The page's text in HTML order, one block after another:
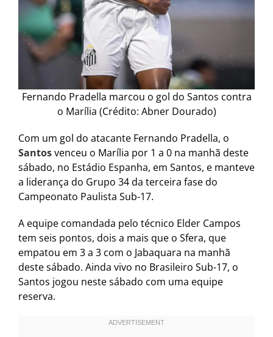
Fernando Pradella marcou o gol do Santos contra
o Marília (Crédito: Abner Dourado)
Com um gol do atacante Fernando Pradella, o
Santosvenceu o Marília por 1 a 0 na manhã deste
sábado, no Estádio Espanha, em Santos, e manteve
a liderança do Grupo 34 da terceira fase do
Campeonato Paulista Sub-17.
A equipe comandada pelo técnico Elder Campos
tem seis pontos, dois a mais que o Sfera, que
empatou em 3 a 3 com o Jabaquara na manhã
deste sábado. Ainda vivo no Brasileiro Sub-17, o
Santos jogou neste sábado com uma equipe
reserva.